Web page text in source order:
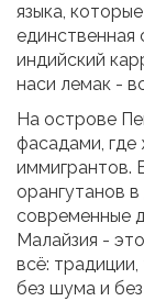
языка,
единственная
индийский
наси лемак -
На острове
фасадами, где
иммигрантов.
орангутанов
современные
Малайзия -
всё:
без шума и